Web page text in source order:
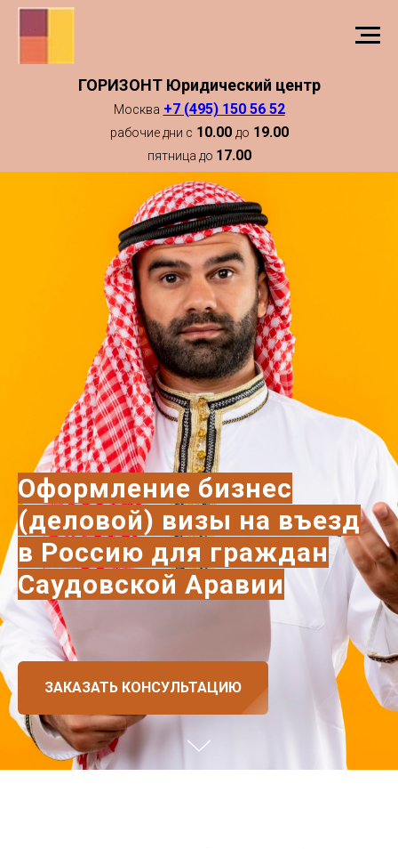
ГОРИЗОНТ Юридический центр
Москва +7 (495) 150 56 52
рабочие дни с 10.00 до 19.00
пятница до 17.00
Оформление бизнес
(деловой) визы на въезд
в Россию для граждан
Саудовской Аравии
ЗАКАЗАТЬ КОНСУЛЬТАЦИЮ